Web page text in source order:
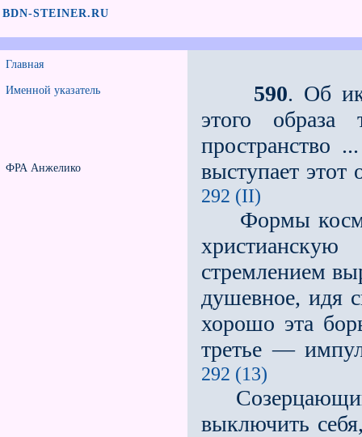
BDN-STEINER.RU
Главная
Именной указатель
ФРА Анжелико
590. Об
этого образа
пространство
выступает этот
292 (II)
Формы
стремлением
душевное, идя
хорошо эта
третье —
292 (13)
Созерцающий
выключить